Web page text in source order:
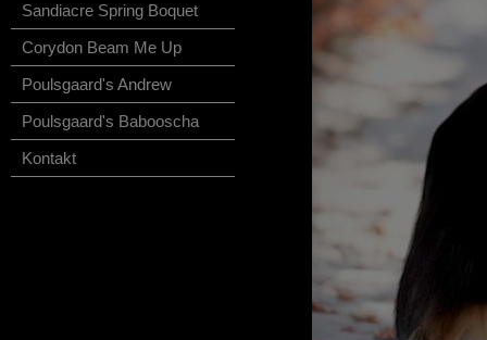
Sandiacre Spring Boquet
Corydon Beam Me Up
Poulsgaard's Andrew
Poulsgaard's Babooscha
Kontakt